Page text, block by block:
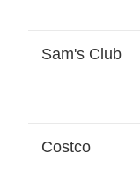
Sam's Club
Costco